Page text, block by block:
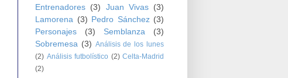
Entrenadores (3) Juan Vivas
(3)
Lamorena (3) Pedro Sánchez (3)
Personajes
(3) Semblanza
(3)
Sobremesa (3) Análisis de los lunes
(2) Análisis futbolístico (2) Celta-Madrid
(2)